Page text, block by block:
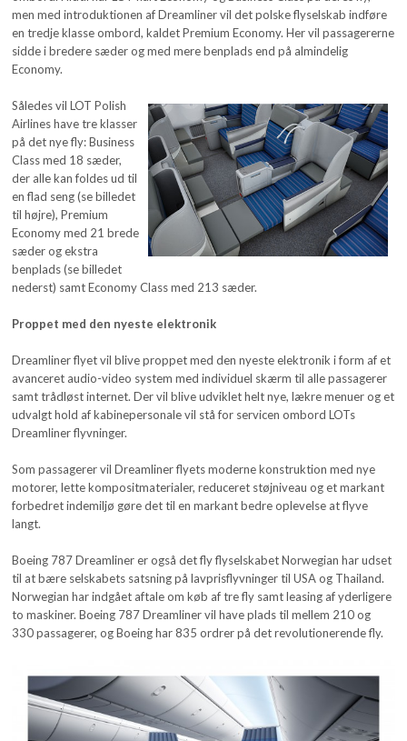
men med introduktionen af Dreamliner vil det polske flyselskab indføre
en tredje klasse ombord, kaldet Premium Economy. Her vil passagererne
sidde i bredere sæder og med mere benplads end på almindelig
Economy.
Således vil LOT Polish
Airlines have tre klasser
på det nye fly: Business
Class med 18 sæder,
der alle kan foldes ud til
en flad seng (se billedet
til højre), Premium
Economy med 21 brede
sæder og ekstra
benplads (se billedet
nederst) samt Economy Class med 213 sæder.
Proppet med den nyeste elektronik
Dreamliner flyet vil blive proppet med den nyeste elektronik i form af et
avanceret audio-video system med individuel skærm til alle passagerer
samt trådløst internet. Der vil blive udviklet helt nye, lækre menuer og et
udvalgt hold af kabinepersonale vil stå for servicen ombord LOTs
Dreamliner flyvninger.
Som passagerer vil Dreamliner flyets moderne konstruktion med nye
motorer, lette kompositmaterialer, reduceret støjniveau og et markant
forbedret indemiljø gøre det til en markant bedre oplevelse at flyve
langt.
Boeing 787 Dreamliner er også det fly flyselskabet Norwegian har udset
til at bære selskabets satsning på lavprisflyvninger til USA og Thailand.
Norwegian har indgået aftale om køb af tre fly samt leasing af yderligere
to maskiner. Boeing 787 Dreamliner vil have plads til mellem 210 og
330 passagerer, og Boeing har 835 ordrer på det revolutionerende fly.